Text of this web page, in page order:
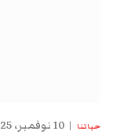
حياتنا 10 نوفمبر، 2025